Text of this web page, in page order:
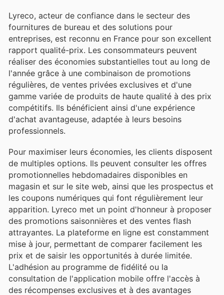
Lyreco, acteur de confiance dans le secteur des
fournitures de bureau et des solutions pour
entreprises, est reconnu en France pour son excellent
rapport qualité-prix. Les consommateurs peuvent
réaliser des économies substantielles tout au long de
l'année grâce à une combinaison de promotions
régulières, de ventes privées exclusives et d'une
gamme variée de produits de haute qualité à des prix
compétitifs. Ils bénéficient ainsi d'une expérience
d'achat avantageuse, adaptée à leurs besoins
professionnels.
Pour maximiser leurs économies, les clients disposent
de multiples options. Ils peuvent consulter les offres
promotionnelles hebdomadaires disponibles en
magasin et sur le site web, ainsi que les prospectus et
les coupons numériques qui font régulièrement leur
apparition. Lyreco met un point d'honneur à proposer
des promotions saisonnières et des ventes flash
attrayantes. La plateforme en ligne est constamment
mise à jour, permettant de comparer facilement les
prix et de saisir les opportunités à durée limitée.
L'adhésion au programme de fidélité ou la
consultation de l'application mobile offre l'accès à
des récompenses exclusives et à des avantages